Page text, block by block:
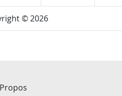
© 2026